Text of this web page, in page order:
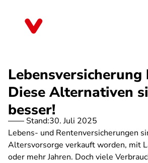
Lebensversicherung
Diese Alternativen
besser!
Stand:30. Juli 2025
Lebens- und Rentenversicherungen
Altersvorsorge verkauft worden, mit
oder mehr Jahren. Doch viele